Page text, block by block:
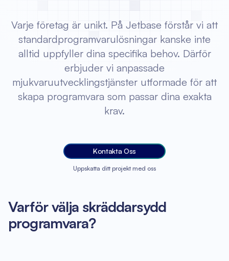
Varje företag är unikt. På Jetbase förstår vi att
standardprogramvarulösningar kanske inte
alltid uppfyller dina specifika behov. Därför
erbjuder vi anpassade
mjukvaruutvecklingstjänster utformade för att
skapa programvara som passar dina exakta
krav.
Kontakta Oss
Uppskatta ditt projekt med oss
Varför välja skräddarsydd
programvara?